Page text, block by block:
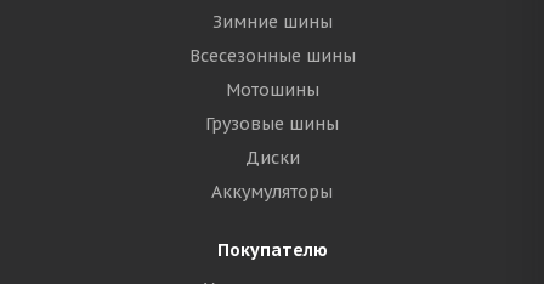
Зимние шины
Всесезонные шины
Мотошины
Грузовые шины
Диски
Аккумуляторы
Покупателю